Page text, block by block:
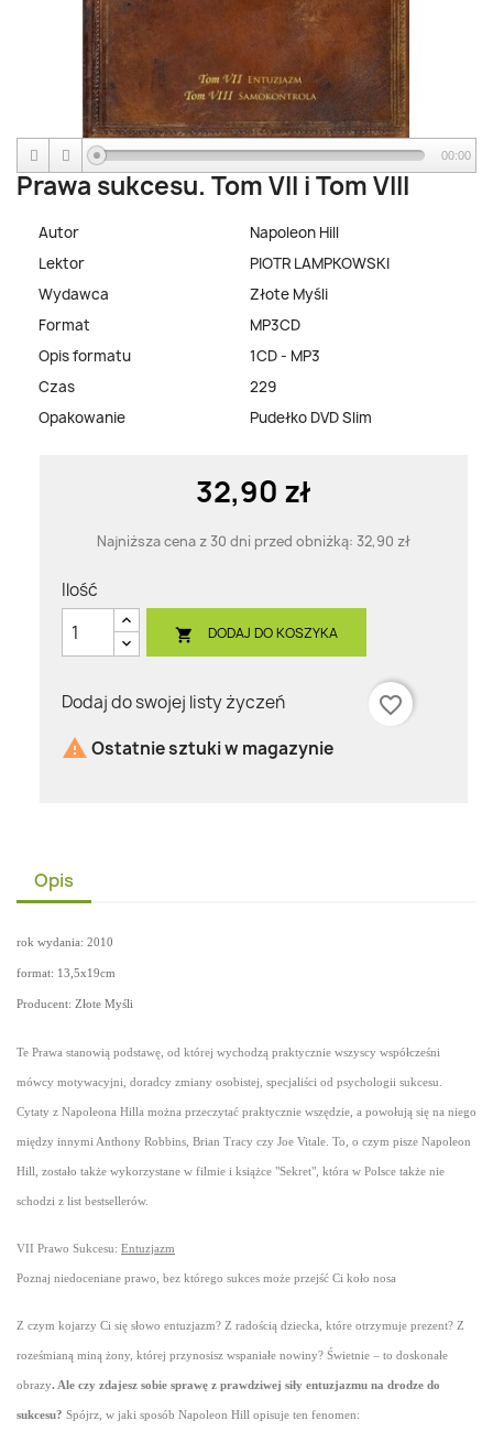
00:00
Prawa sukcesu. Tom VII i Tom VIII
Autor
Napoleon Hill
Lektor
PIOTR LAMPKOWSKI
Wydawca
Złote Myśli
Format
MP3CD
Opis formatu
1CD - MP3
Czas
229
Opakowanie
Pudełko DVD Slim
32,90 zł
Najniższa cena z 30 dni przed obniżką: 32,90 zł
Ilość
 DODAJ DO KOSZYKA
Dodaj do swojej listy życzeń
favorite_border
 Ostatnie sztuki w magazynie
Opis
rok wydania: 2010
format: 13,5x19cm
Producent: Złote Myśli
Te Prawa stanowią podstawę, od której wychodzą praktycznie wszyscy współcześni
mówcy motywacyjni, doradcy zmiany osobistej, specjaliści od psychologii sukcesu.
Cytaty z Napoleona Hilla można przeczytać praktycznie wszędzie, a powołują się na niego
między innymi Anthony Robbins, Brian Tracy czy Joe Vitale. To, o czym pisze Napoleon
Hill, zostało także wykorzystane w filmie i książce "Sekret", która w Polsce także nie
schodzi z list bestsellerów.
VII Prawo Sukcesu: Entuzjazm
Poznaj niedoceniane prawo, bez którego sukces może przejść Ci koło nosa
Z czym kojarzy Ci się słowo entuzjazm? Z radością dziecka, które otrzymuje prezent? Z
roześmianą miną żony, której przynosisz wspaniałe nowiny? Świetnie – to doskonałe
obrazy. Ale czy zdajesz sobie sprawę z prawdziwej siły entuzjazmu na drodze do
sukcesu? Spójrz, w jaki sposób Napoleon Hill opisuje ten fenomen: